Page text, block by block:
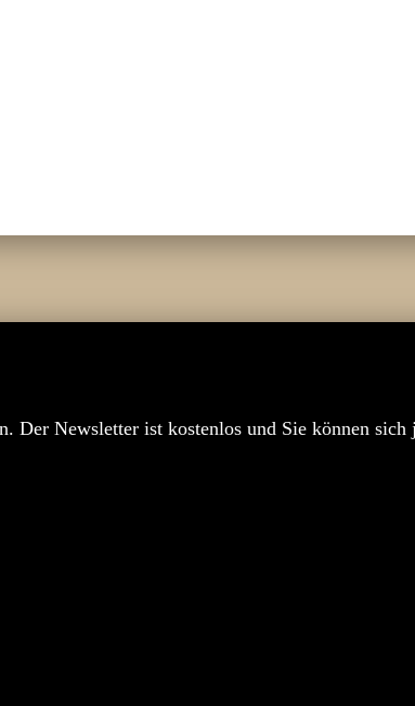
Der Newsletter ist kostenlos und Sie können sich